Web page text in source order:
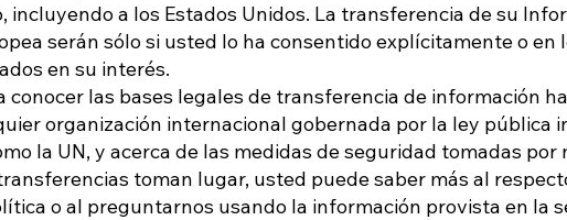
incluyendo a los Estados Unidos. La transferencia de su
serán sólo si usted lo ha consentido explícitamente o en
en su interés.
conocer las bases legales de transferencia de información
organización internacional gobernada por la ley pública
la UN, y acerca de las medidas de seguridad tomadas
toman lugar, usted puede saber más al
o al preguntarnos usando la información provista en la